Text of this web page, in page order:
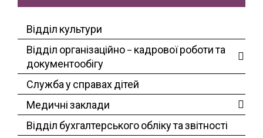
Відділ культури
Відділ організаційно – кадрової роботи та
документообігу
Служба у справах дітей
Медичні заклади
Відділ бухгалтерського обліку та звітності